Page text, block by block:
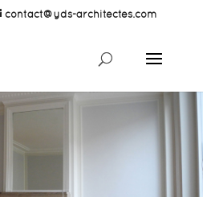
contact@yds-architectes.com